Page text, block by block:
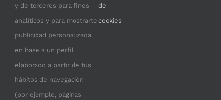
necesita tu permiso para cargarse.
y de terceros para fines
analíticos y para mostrarte
publicidad personalizada
en base a un perfil
elaborado a partir de tus
hábitos de navegación
(por ejemplo, páginas
de
cookies